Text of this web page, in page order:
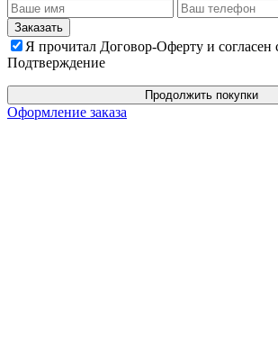
Я прочитал Договор-Оферту и согласен
Подтверждение
Продолжить покупки
Оформление заказа